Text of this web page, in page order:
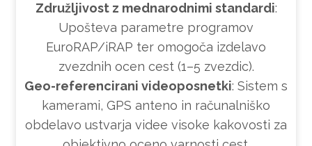
Združljivost z mednarodnimi standardi:
Upošteva parametre programov
EuroRAP/iRAP ter omogoča izdelavo
zvezdnih ocen cest (1–5 zvezdic).
Geo-referencirani videoposnetki: Sistem s
kamerami, GPS anteno in računalniško
obdelavo ustvarja videe visoke kakovosti za